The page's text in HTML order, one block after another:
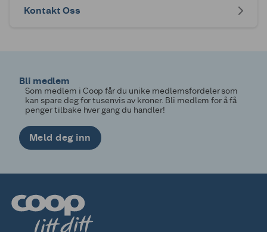
Kontakt Oss
Bli medlem
Som medlem i Coop får du unike medlemsfordeler som
kan spare deg for tusenvis av kroner. Bli medlem for å få
penger tilbake hver gang du handler!
Meld deg inn